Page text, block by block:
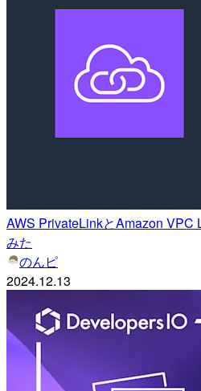
AWS PrivateLinkとAmazon VPC
みた
のんピ
2024.12.13